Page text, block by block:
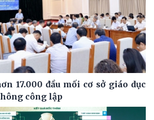
17.000 đầu mối cơ sở giáo dục
công lập